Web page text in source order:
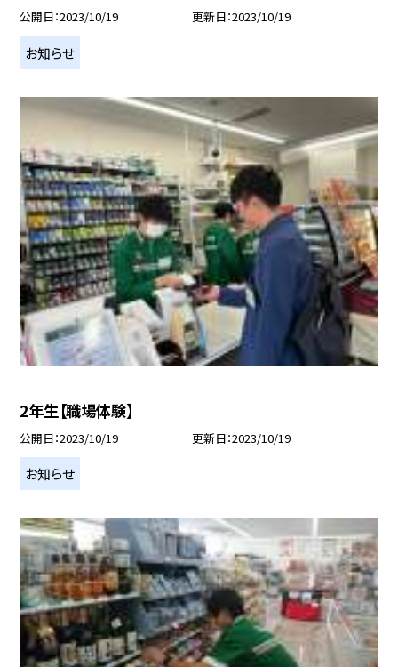
公開日 2023/10/19 更新日 2023/10/19
お知らせ
2年生【職場体験】
公開日 2023/10/19 更新日 2023/10/19
お知らせ